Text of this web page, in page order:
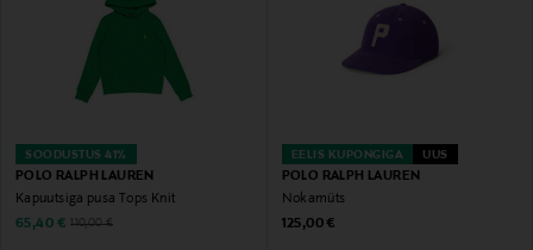
SOODUSTUS 41%
POLO RALPH LAUREN
Kapuutsiga pusa Tops Knit
Discounted Price
65,40 € Original Price
110,00 €
EELIS KUPONGIGA UUS
POLO RALPH LAUREN
Nokamüts
Original Price
125,00 €